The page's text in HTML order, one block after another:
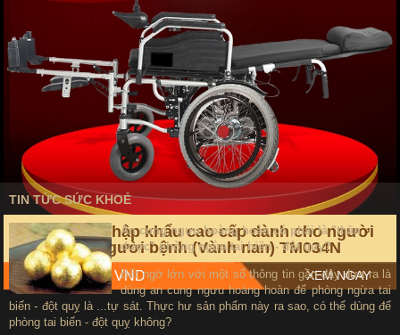
Xe lăn điện nhập khẩu cao cấp dành cho người
khuyết tật, người bệnh (Vành nan) TM034N
Giá: 16,000,000 VND XEM NGAY
TIN TỨC SỨC KHOẺ
An cung ngưu hoàng hoàn có phải là "thần
dược" phòng ngừa tai biến - đột quỵ?
Bất ngờ lớn với một số thông tin gần đây đưa ra là
dùng an cung ngưu hoàng hoàn để phòng ngừa tai
biến - đột quỵ là ...tự sát. Thực hư sản phẩm này ra sao, có thể dùng để
phòng tai biến - đột quỵ không?